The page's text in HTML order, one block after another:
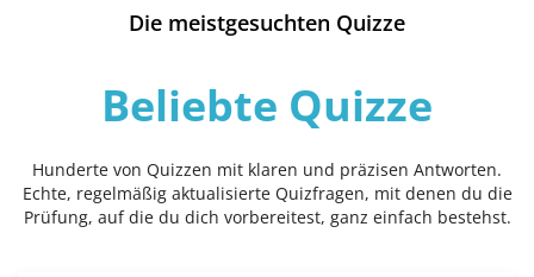
Die meistgesuchten Quizze
Beliebte Quizze
Hunderte von Quizzen mit klaren und präzisen Antworten.
Echte, regelmäßig aktualisierte Quizfragen, mit denen du die
Prüfung, auf die du dich vorbereitest, ganz einfach bestehst.